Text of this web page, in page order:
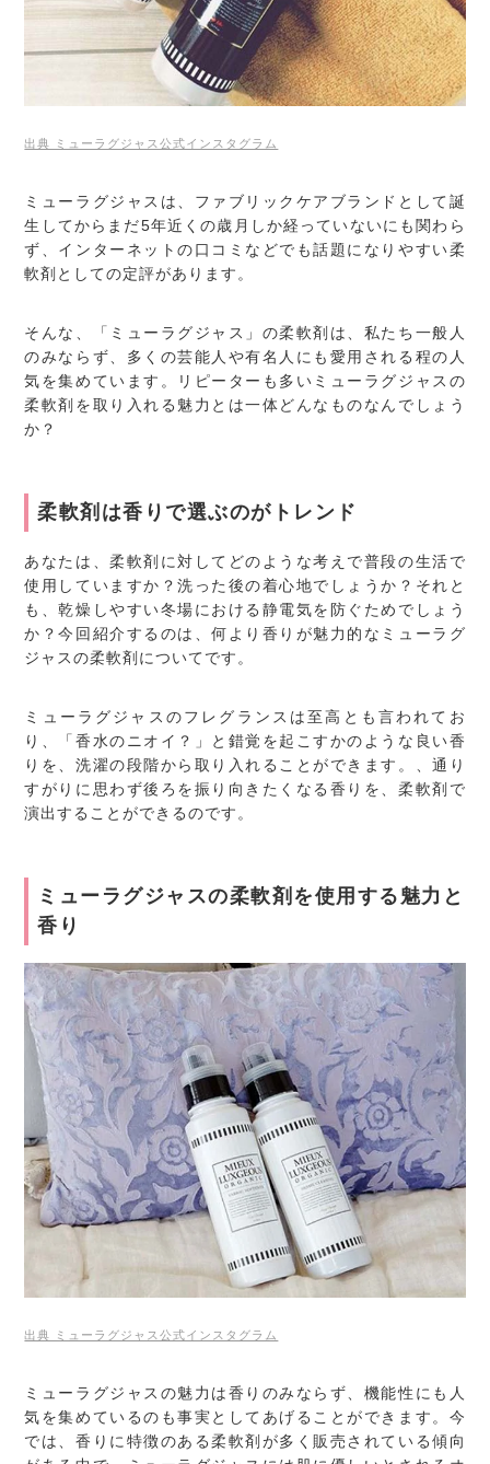
出典 ミューラグジャス公式インスタグラム
ミューラグジャスは、ファブリックケアブランドとして誕
生してからまだ5年近くの歳月しか経っていないにも関わら
ず、インターネットの口コミなどでも話題になりやすい柔
軟剤としての定評があります。
そんな、「ミューラグジャス」の柔軟剤は、私たち一般人
のみならず、多くの芸能人や有名人にも愛用される程の人
気を集めています。リピーターも多いミューラグジャスの
柔軟剤を取り入れる魅力とは一体どんなものなんでしょう
か？
柔軟剤は香りで選ぶのがトレンド
あなたは、柔軟剤に対してどのような考えで普段の生活で
使用していますか？洗った後の着心地でしょうか？それと
も、乾燥しやすい冬場における静電気を防ぐためでしょう
か？今回紹介するのは、何より香りが魅力的なミューラグ
ジャスの柔軟剤についてです。
ミューラグジャスのフレグランスは至高とも言われてお
り、「香水のニオイ？」と錯覚を起こすかのような良い香
りを、洗濯の段階から取り入れることができます。、通り
すがりに思わず後ろを振り向きたくなる香りを、柔軟剤で
演出することができるのです。
ミューラグジャスの柔軟剤を使用する魅力と
香り
出典 ミューラグジャス公式インスタグラム
ミューラグジャスの魅力は香りのみならず、機能性にも人
気を集めているのも事実としてあげることができます。今
では、香りに特徴のある柔軟剤が多く販売されている傾向